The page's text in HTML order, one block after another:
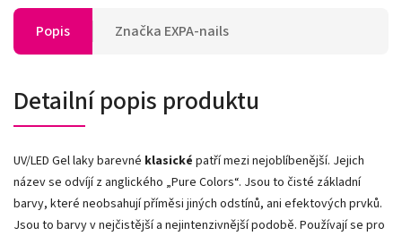
Popis Značka EXPA-nails
Detailní popis produktu
UV/LED Gel laky barevné klasické patří mezi nejoblíbenější. Jejich
název se odvíjí z anglického „Pure Colors“. Jsou to čisté základní
barvy, které neobsahují příměsi jiných odstínů, ani efektových prvků.
Jsou to barvy v nejčistější a nejintenzivnější podobě. Používají se pro